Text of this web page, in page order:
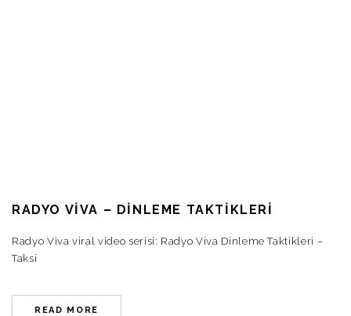
RADYO VIVA – DINLEME TAKTIKLERI
Radyo Viva viral video serisi: Radyo Viva Dinleme Taktikleri –
Taksi
READ MORE